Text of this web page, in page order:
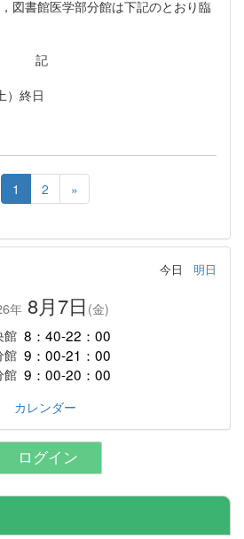
図書館医学部分館は下記のとおり臨
）終日
1 2 »
今日 明日
年 8月7日 (金)
館 8：40-22：00
館 9：00-21：00
館 9：00-20：00
カレンダー
ログイン